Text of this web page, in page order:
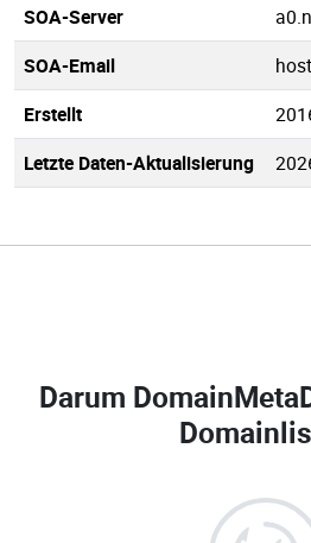
SOA-Server
SOA-Email
Erstellt
Letzte Daten-Aktualisierung
Darum